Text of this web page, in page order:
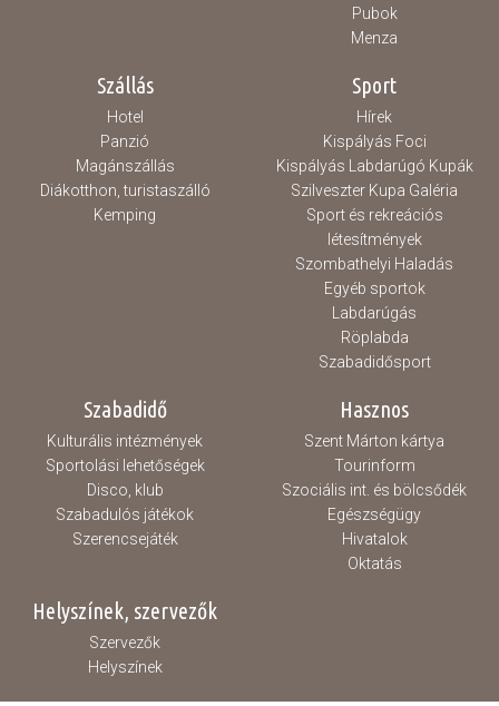
Pubok
Menza
Szállás
Hotel
Panzió
Magánszállás
Diákotthon, turistaszálló
Kemping
Sport
Hírek
Kispályás Foci
Kispályás Labdarúgó Kupák
Szilveszter Kupa Galéria
Sport és rekreációs
létesítmények
Szombathelyi Haladás
Egyéb sportok
Labdarúgás
Röplabda
Szabadidősport
Szabadidő
Kulturális intézmények
Sportolási lehetőségek
Disco, klub
Szabadulós játékok
Szerencsejáték
Hasznos
Szent Márton kártya
Tourinform
Szociális int. és bölcsődék
Egészségügy
Hivatalok
Oktatás
Helyszínek, szervezők
Szervezők
Helyszínek